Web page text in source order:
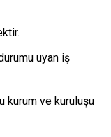
uyan iş
kurum ve kuruluşu